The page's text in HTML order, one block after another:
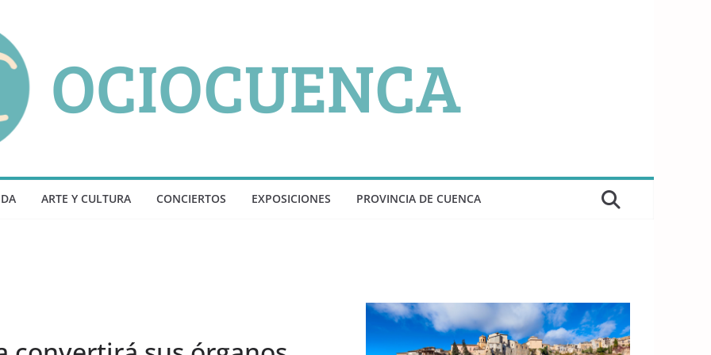
ARTE Y CULTURA CONCIERTOS EXPOSICIONES PROVINCIA DE CUENCA